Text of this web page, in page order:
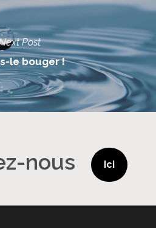
Post
le bouger !
nous Ici